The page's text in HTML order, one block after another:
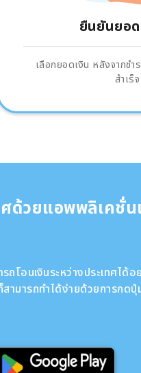
ยืนยันยอด
เลือกยอดเงิน หลังจากชำ
สำเร็จ
ศด้วยแอพพลิเคชั่
โอนเงินระหว่างประเทศได้
ามารถทำได้ง่ายด้วยการกดปุ่